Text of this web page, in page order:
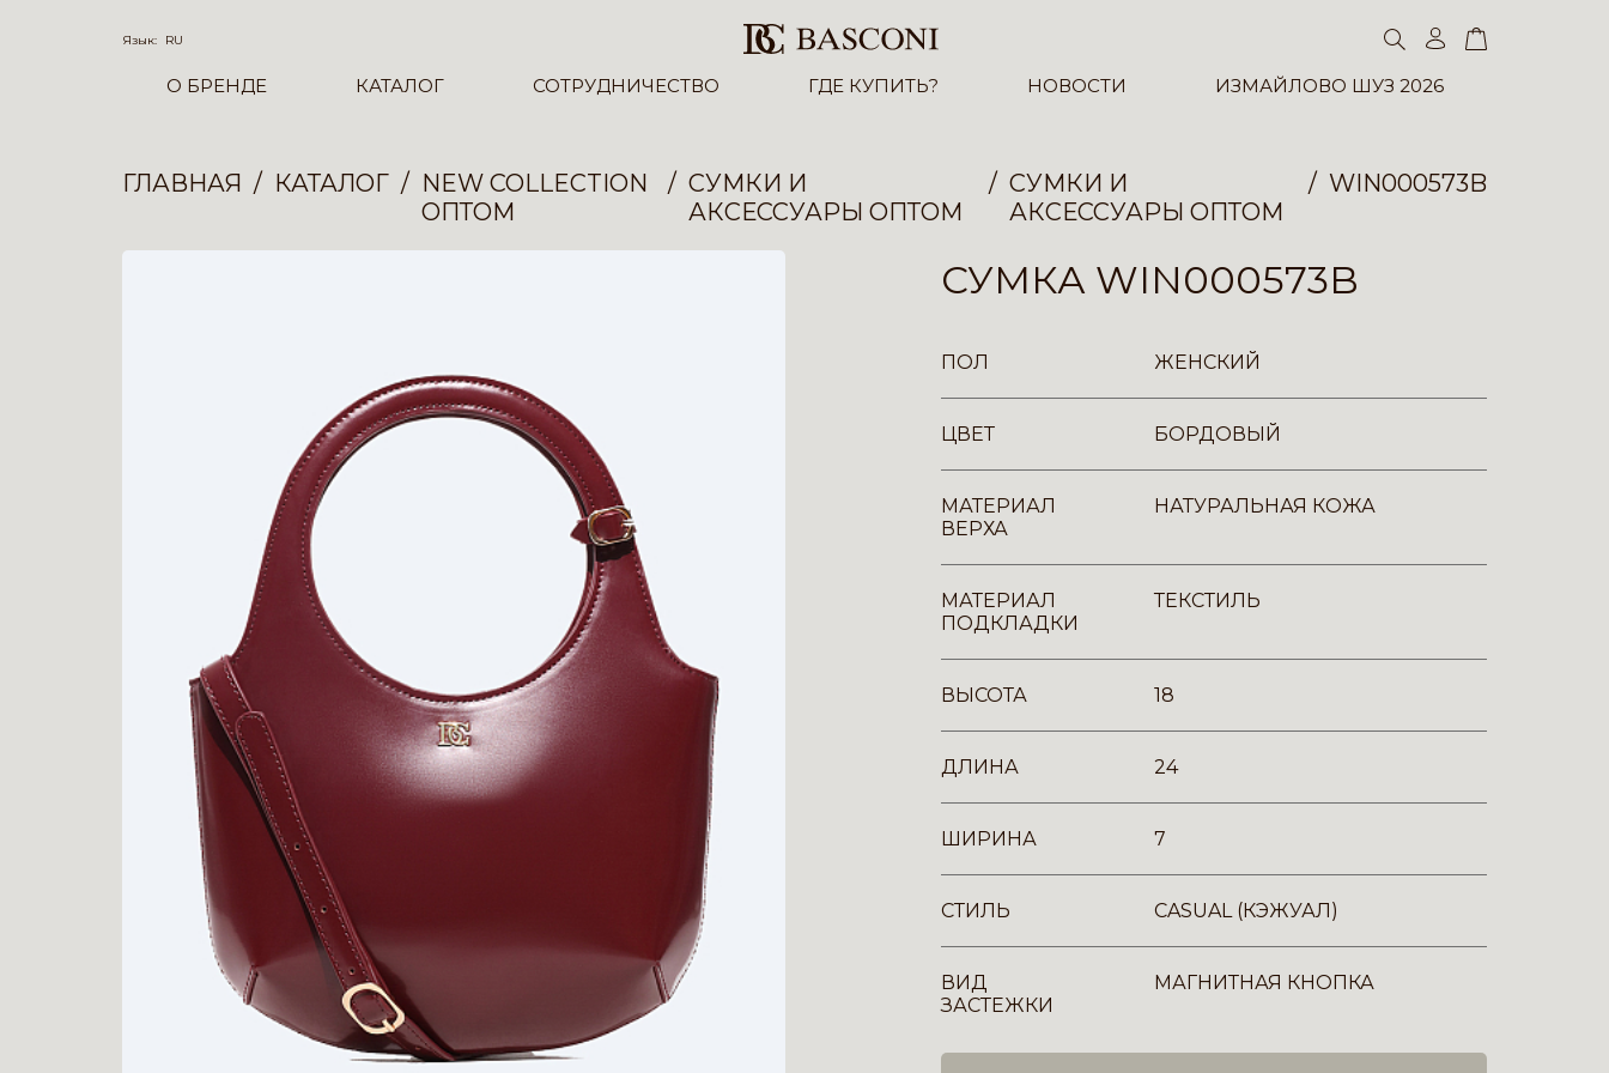
Язык: RU
О БРЕНДЕ КАТАЛОГ СОТРУДНИЧЕСТВО ГДЕ КУПИТЬ? НОВОСТИ ИЗМАЙЛОВО ШУЗ 2026
ГЛАВНАЯ КАТАЛОГ
NEW COLLECTION
ОПТОМ
СУМКИ И
АКСЕССУАРЫ ОПТОМ
СУМКИ И
АКСЕССУАРЫ ОПТОМ
WIN000573B
СУМКА WIN000573B
ПОЛ ЖЕНСКИЙ
ЦВЕТ БОРДОВЫЙ
МАТЕРИАЛ
ВЕРХА
НАТУРАЛЬНАЯ КОЖА
МАТЕРИАЛ
ПОДКЛАДКИ
ТЕКСТИЛЬ
ВЫСОТА 18
ДЛИНА 24
ШИРИНА 7
СТИЛЬ CASUAL (КЭЖУАЛ)
ВИД
ЗАСТЕЖКИ
МАГНИТНАЯ КНОПКА